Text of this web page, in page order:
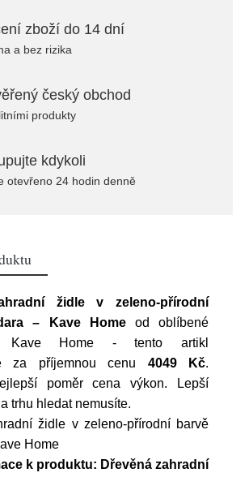
zboží do 14 dní
a bez rizika
český obchod
produkty
kdykoli
otevřeno 24 hodin denně
židle v zeleno-přírodní
– Kave Homeod oblíbené
Kave Home - tento artikl
za příjemnou cenu 4049 Kč.
poměr cena výkon. Lepší
trhu hledat nemusíte.
židle v zeleno-přírodní barvě
Home
k produktu: Dřevěná zahradní